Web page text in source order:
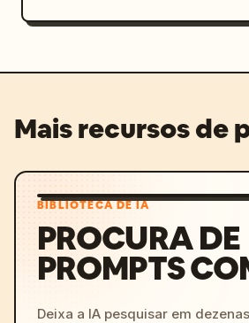
Mais recursos de
BIBLIOTECA DE IA
PROCURA DE
PROMPTS
Deixa a IA pesquisar em